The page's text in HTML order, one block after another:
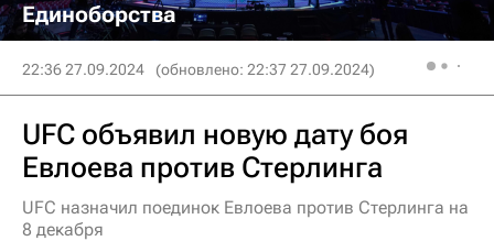
Единоборства
22:36 27.09.2024 (обновлено: 22:37 27.09.2024)
UFC объявил новую дату боя
Евлоева против Стерлинга
UFC назначил поединок Евлоева против Стерлинга на
8 декабря